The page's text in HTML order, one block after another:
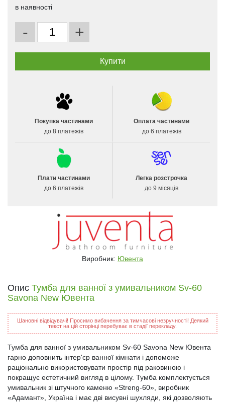
в наявності
- +
Покупка частинами
до 8 платежів
Оплата частинами
до 6 платежів
Плати частинами
до 6 платежів
Легка розстрочка
до 9 місяців
Виробник: Ювента
Опис Тумба для ванної з умивальником Sv-60
Savona New Ювента
Шановні відвідувачі! Просимо вибачення за тимчасові незручності! Деякий
текст на цій сторінці перебуває в стадії перекладу.
Тумба для ванної з умивальником Sv-60 Savona New Ювента
гарно доповнить інтер'єр ванної кімнати і допоможе
раціонально використовувати простір під раковиною і
покращує естетичний вигляд в цілому. Тумба комплектується
умивальник зі штучного каменю «Streng-60», виробник
«Адамант», Україна і має дві висувні шухляди, які дозволяють